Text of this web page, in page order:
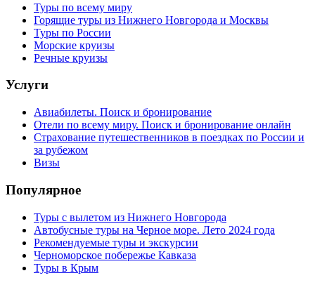
Туры по всему миру
Горящие туры из Нижнего Новгорода и Москвы
Туры по России
Морские круизы
Речные круизы
Услуги
Авиабилеты. Поиск и бронирование
Отели по всему миру. Поиск и бронирование онлайн
Страхование путешественников в поездках по России и
за рубежом
Визы
Популярное
Туры с вылетом из Нижнего Новгорода
Автобусные туры на Черное море. Лето 2024 года
Рекомендуемые туры и экскурсии
Черноморское побережье Кавказа
Туры в Крым